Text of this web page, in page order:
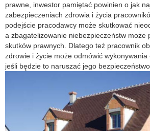
prawne, inwestor pamiętać powinien o jak
zabezpieczeniach zdrowia i życia
podejście pracodawcy może skutkować
a zbagatelizowanie niebezpieczeństw może
skutków prawnych. Dlatego też pracownik
zdrowie i życie może odmówić wykonywania
jeśli będzie to naruszać jego bezpieczeństwo.